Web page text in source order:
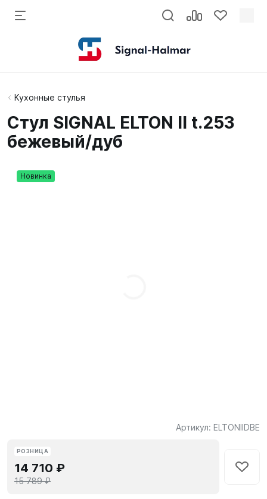
Кухонные стулья
Стул SIGNAL ELTON II t.253
бежевый/дуб
Новинка
Артикул: ELTONIIDBE
РОЗНИЦА
14 710 ₽
15 789 ₽